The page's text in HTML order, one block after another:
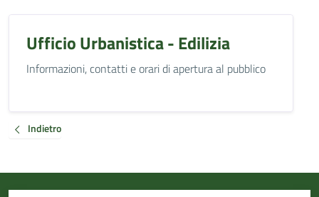
Ufficio Urbanistica - Edilizia
Informazioni, contatti e orari di apertura al pubblico
Indietro